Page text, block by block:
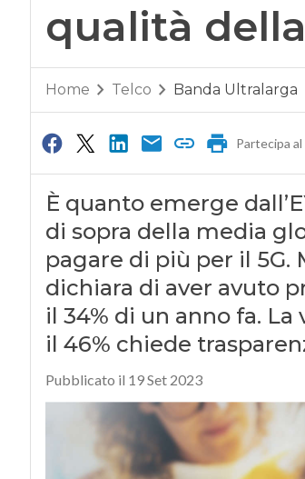
qualità
Home Telco Banda Ultralarga
Partecipa
È quanto emerge
di sopra della media
pagare di più per il 5G.
dichiara di aver avuto
il 34% di un anno fa.
il 46% chiede
Pubblicato il 19 Set 2023